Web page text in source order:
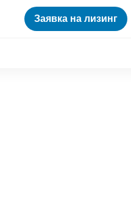
Заявка на лизинг